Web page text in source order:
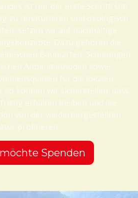
ist nur der erste Schritt! Um
zu renaturieren und ökologisch
setzen wir auf nachhaltige
Dazu gehören die
Baumarten, Schulungen
Anbaumethoden sowie
für die lokalen
so können wir sicherstellen, dass
erhalten bleiben und die
von der wiederhergestellten
profitieren.
Spenden